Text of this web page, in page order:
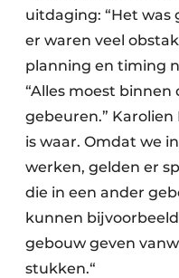
uitdaging: “Het was
er waren veel
planning en timing
“Alles moest
gebeuren.” Karolien
is waar. Omdat we
werken, gelden er
die in een ander
kunnen
gebouw geven
stukken.“